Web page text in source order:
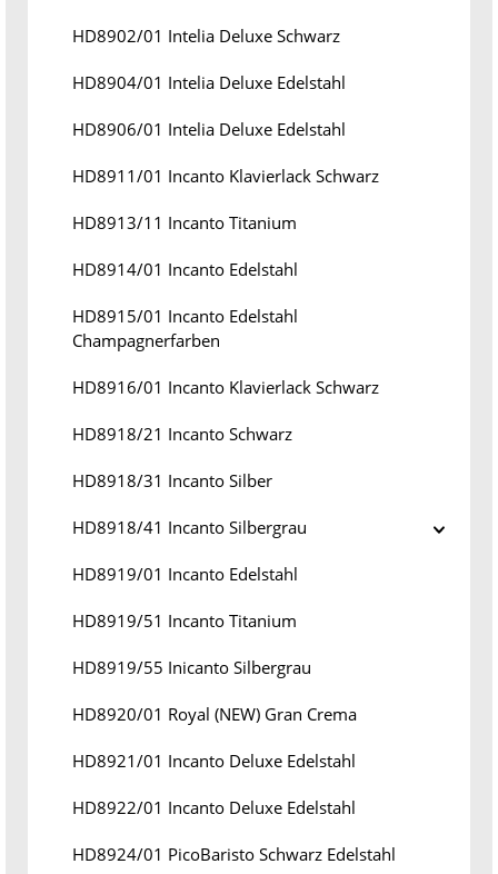
HD8902/01 Intelia Deluxe Schwarz
HD8904/01 Intelia Deluxe Edelstahl
HD8906/01 Intelia Deluxe Edelstahl
HD8911/01 Incanto Klavierlack Schwarz
HD8913/11 Incanto Titanium
HD8914/01 Incanto Edelstahl
HD8915/01 Incanto Edelstahl
Champagnerfarben
HD8916/01 Incanto Klavierlack Schwarz
HD8918/21 Incanto Schwarz
HD8918/31 Incanto Silber
HD8918/41 Incanto Silbergrau
HD8919/01 Incanto Edelstahl
HD8919/51 Incanto Titanium
HD8919/55 Inicanto Silbergrau
HD8920/01 Royal (NEW) Gran Crema
HD8921/01 Incanto Deluxe Edelstahl
HD8922/01 Incanto Deluxe Edelstahl
HD8924/01 PicoBaristo Schwarz Edelstahl